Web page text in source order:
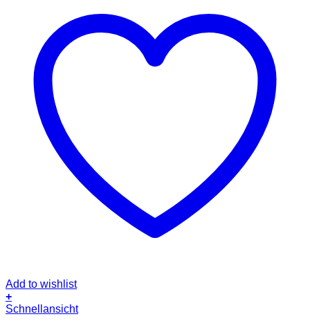
Add to wishlist
+
Schnellansicht